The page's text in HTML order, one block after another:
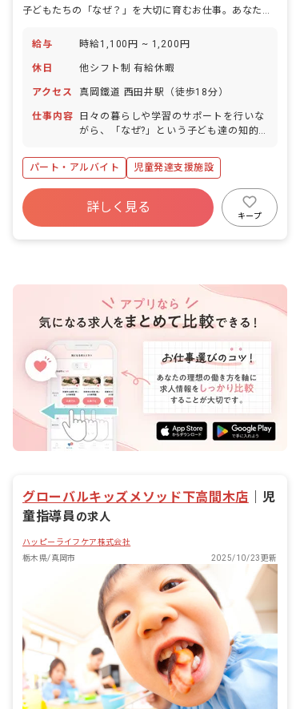
給与 時給1,100円 ~ 1,200円
休日 他シフト制 有給休暇
アクセス 真岡鐵道 西田井駅（徒歩18分）
仕事内容
日々の暮らしや学習のサポートを行いな
がら、「なぜ?」という子ども達の知的
パート・アルバイト
児童発達支援施設
詳しく見る
キープ
グローバルキッズメソッド下高間木店
児
童指導員 の求人
ハッピーライフケア株式会社
栃木県/真岡市
2025/10/23更新